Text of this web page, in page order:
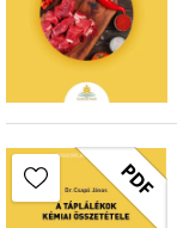
PDF